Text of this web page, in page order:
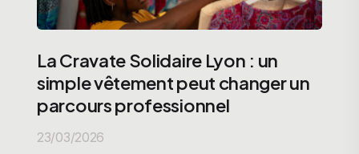
La Cravate Solidaire Lyon : un
simple vêtement peut changer un
parcours professionnel
23/03/2026